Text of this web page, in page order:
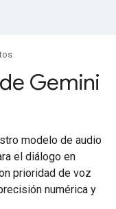
Gemini
modelo de audio
el diálogo en
prioridad de voz
numérica y